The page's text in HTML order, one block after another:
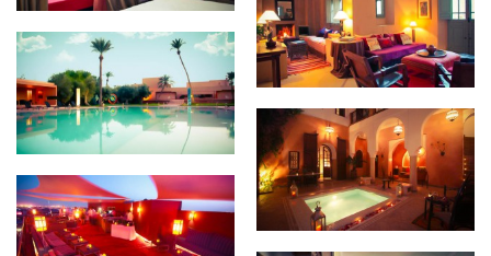
DAR 73
Dar Sabra
Dar Warda
Hotel La Renaissance